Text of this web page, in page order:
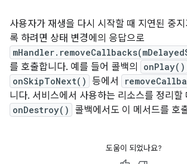
사용자가 재생을 다시 시작할 때 지연된 중
록 하려면 상태 변경에의 응답으로
를 호출합니다. 예를 들어 콜백의 onPlay()
onSkipToNext() 등에서
니다. 서비스에서 사용하는 리소스를 정리할
onDestroy() 콜백에서도 이 메서드를 호
도움이 되었나요?